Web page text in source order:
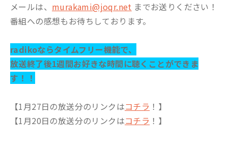
メールは、 murakami@joqr.net までお送りください！
番組への感想もお待ちしております。
radikoならタイムフリー機能で、
放送終了後1週間お好きな時間に聴くことができま
す！！
【1月27日の放送分のリンクはコチラ ！】
【1月20日の放送分のリンクはコチラ ！】